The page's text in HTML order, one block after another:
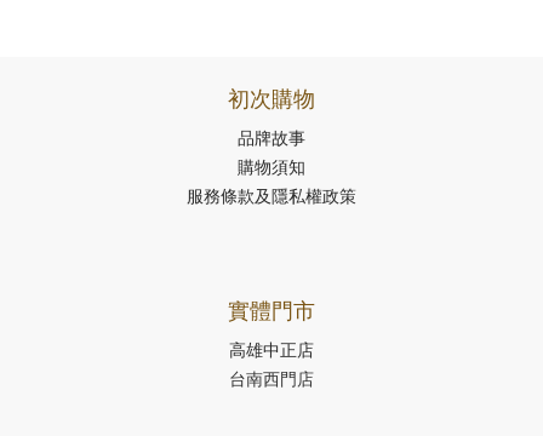
初次購物
品牌故事
購物須知
服務條款及隱私權政策
實體門市
高雄中正店
台南西門店